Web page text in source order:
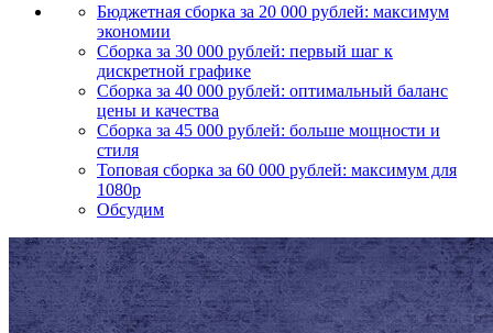
Бюджетная сборка за 20 000 рублей: максимум
экономии
Сборка за 30 000 рублей: первый шаг к
дискретной графике
Сборка за 40 000 рублей: оптимальный баланс
цены и качества
Сборка за 45 000 рублей: больше мощности и
стиля
Топовая сборка за 60 000 рублей: максимум для
1080p
Обсудим